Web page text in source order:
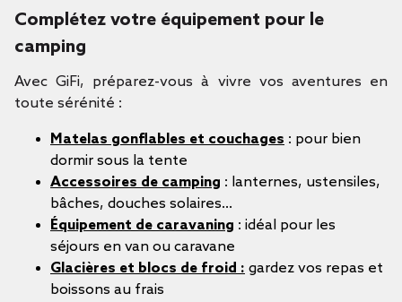
Complétez votre équipement pour le
camping
Avec GiFi, préparez-vous à vivre vos aventures en
toute sérénité :
Matelas gonflables et couchages : pour bien
dormir sous la tente
Accessoires de camping : lanternes, ustensiles,
bâches, douches solaires…
Équipement de caravaning : idéal pour les
séjours en van ou caravane
Glacières et blocs de froid : gardez vos repas et
boissons au frais